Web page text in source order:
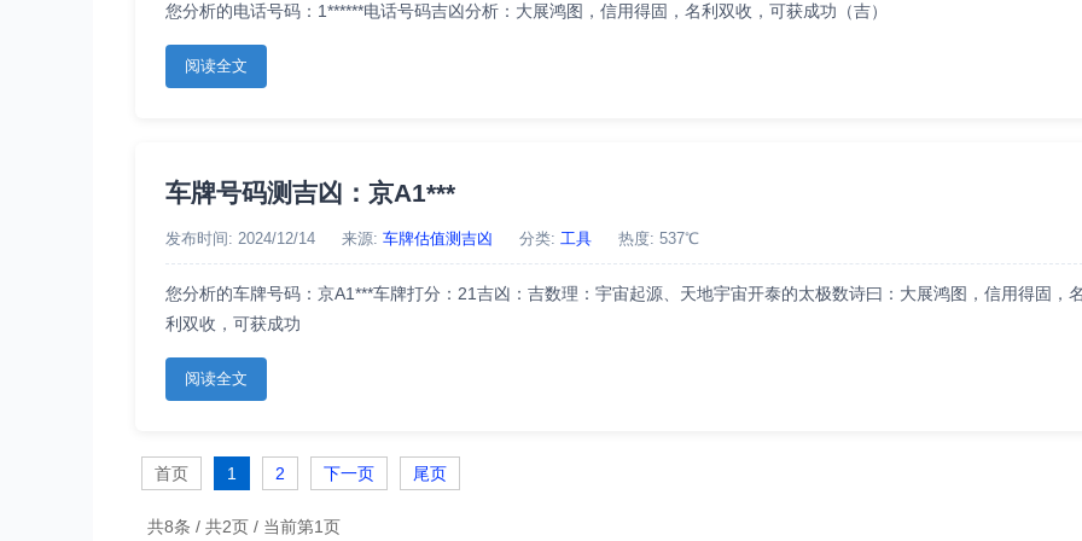
您分析的电话号码：1******电话号码吉凶分析：大展鸿图，信用得固，名利双收，可获成功（吉）
阅读全文
车牌号码测吉凶：京A1***
发布时间: 2024/12/14 来源: 车牌估值测吉凶 分类: 工具 热度: 537℃
您分析的车牌号码：京A1***车牌打分：21吉凶：吉数理：宇宙起源、天地宇宙开泰的太极数诗曰：大展鸿图，信用得固，
利双收，可获成功
阅读全文
首页 1 2 下一页 尾页
共8条 / 共2页 / 当前第1页